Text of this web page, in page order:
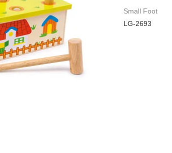
Small Foot
LG-2693